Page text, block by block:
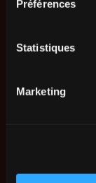
Préférences
Statistiques
Marketing